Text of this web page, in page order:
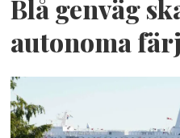
Blå genväg
autonoma